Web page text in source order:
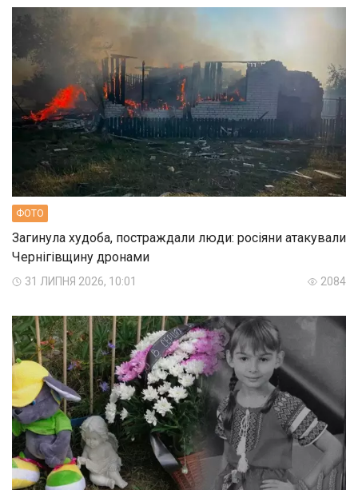
ФОТО
Загинула худоба, постраждали люди: росіяни атакували
Чернігівщину дронами
31 ЛИПНЯ 2026, 10:01 2084